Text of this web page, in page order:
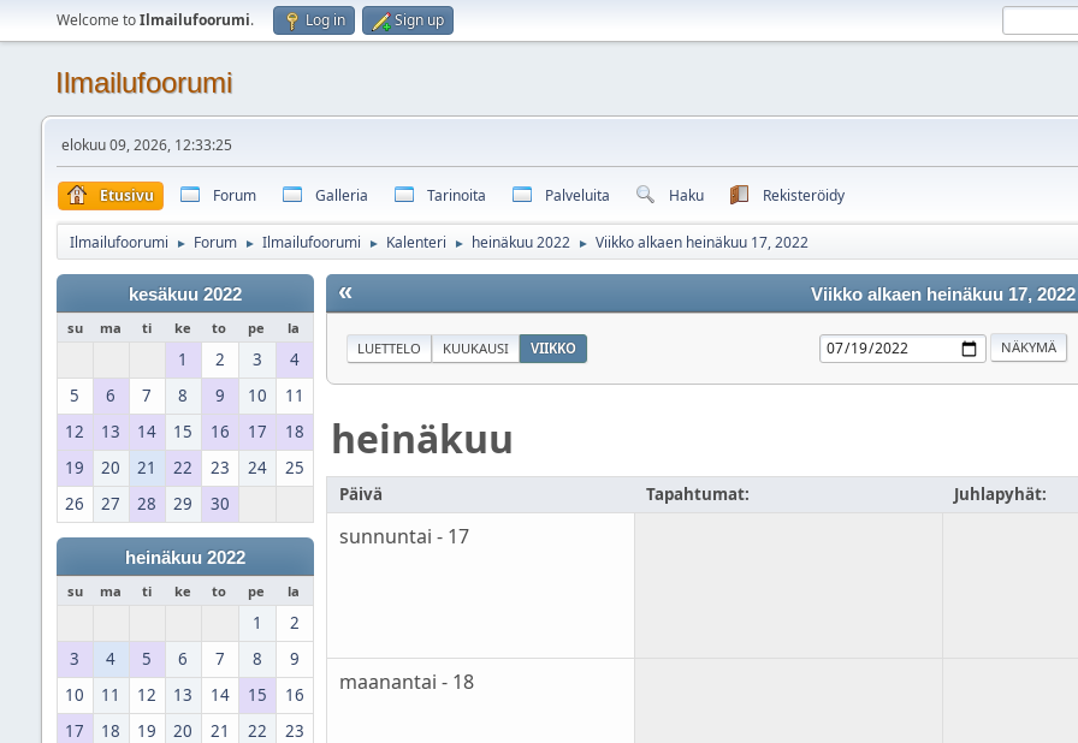
Welcome toIlmailufoorumi. Log in Sign up
Ilmailufoorumi
elokuu 09, 2026, 12:33:25
Etusivu Forum Galleria Tarinoita Palveluita Haku Rekisteröidy
Ilmailufoorumi ► Forum ► Ilmailufoorumi ► Kalenteri ► heinäkuu 2022 ► Viikko alkaen heinäkuu 17, 2022
kesäkuu 2022
su ma ti ke to pe la
1 2 3
4
5
6 7 8 9 10
11
12
13 14 15 16 17
18
19
20 21 22 23 24
25
26
27 28 29 30
heinäkuu 2022
su ma ti ke to pe la
1
2
3
4 5 6 7 8
9
10
11 12 13 14 15
16
17
18 19 20 21 22
23
« Viikko alkaen heinäkuu 17, 2022
LUETTELO KUUKAUSI VIIKKO
heinäkuu
Päivä Tapahtumat: Juhlapyhät:
sunnuntai - 17
maanantai - 18